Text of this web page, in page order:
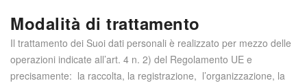
Modalità di trattamento
Il trattamento dei Suoi dati personali è realizzato per mezzo delle
operazioni indicate all’art. 4 n. 2) del Regolamento UE e
precisamente: la raccolta, la registrazione, l’organizzazione, la